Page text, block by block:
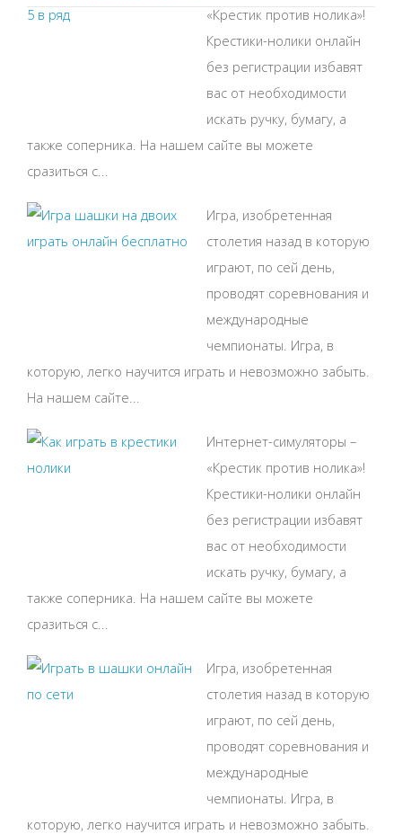
«Крестик против нолика»!
Крестики-нолики онлайн
без регистрации избавят
вас от необходимости
искать ручку, бумагу, а
также соперника. На нашем сайте вы можете
сразиться с...
Игра, изобретенная
столетия назад в которую
играют, по сей день,
проводят соревнования и
международные
чемпионаты. Игра, в
которую, легко научится играть и невозможно забыть.
На нашем сайте...
Интернет-симуляторы –
«Крестик против нолика»!
Крестики-нолики онлайн
без регистрации избавят
вас от необходимости
искать ручку, бумагу, а
также соперника. На нашем сайте вы можете
сразиться с...
Игра, изобретенная
столетия назад в которую
играют, по сей день,
проводят соревнования и
международные
чемпионаты. Игра, в
которую, легко научится играть и невозможно забыть.